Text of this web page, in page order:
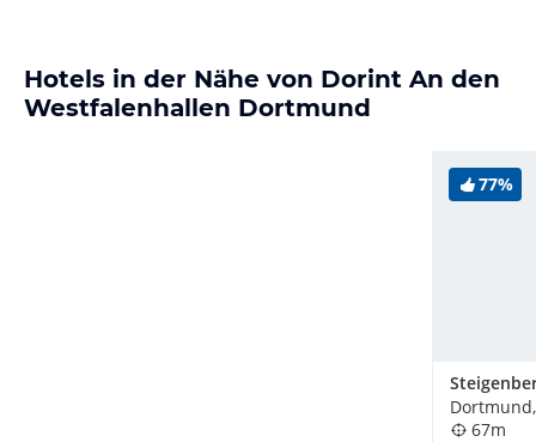
Hotels in der Nähe von Dorint An den
Westfalenhallen Dortmund
77%
67m